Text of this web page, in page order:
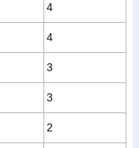
4
4
3
3
2